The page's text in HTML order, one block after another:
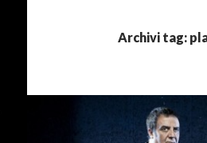
Archivi tag: